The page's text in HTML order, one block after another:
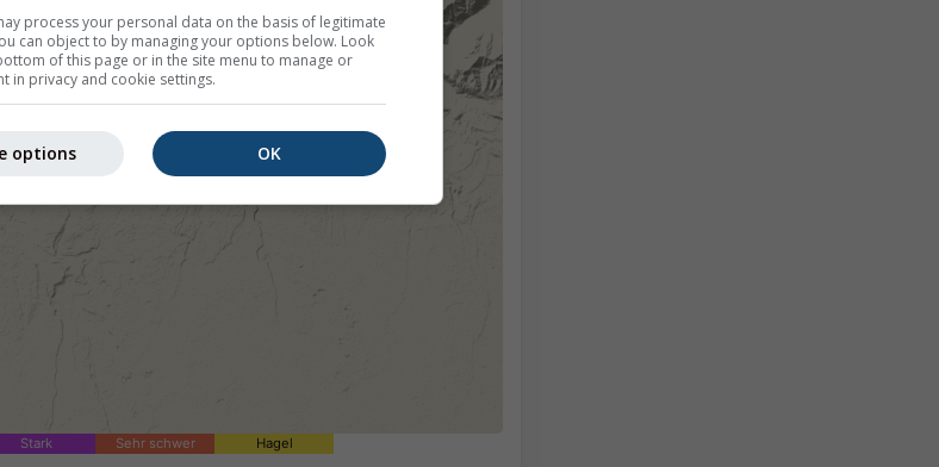
Stark Sehr schwer Hagel
process your personal data on the basis of legitimate
can object to by managing your options below. Look
of this page or in the site menu to manage or
in privacy and cookie settings.
OK
options